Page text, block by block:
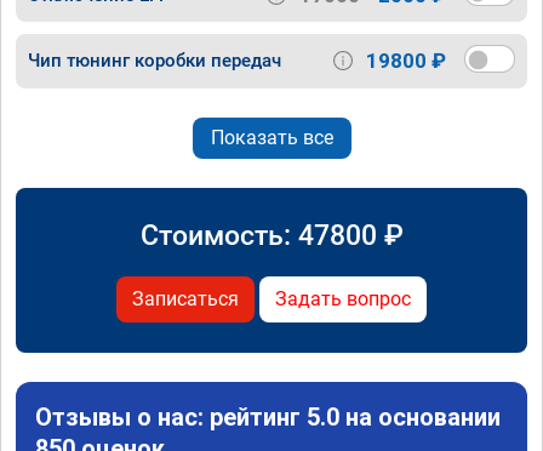
Чип тюнинг коробки передач 19800 ₽
Показать все
Стоимость: 47800 ₽
Записаться Задать вопрос
Отзывы о нас: рейтинг 5.0 на основании